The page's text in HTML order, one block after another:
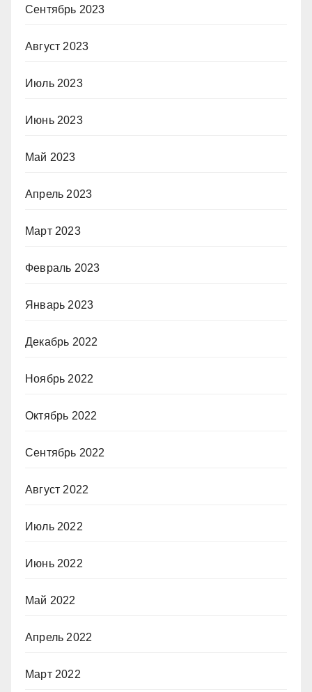
Сентябрь 2023
Август 2023
Июль 2023
Июнь 2023
Май 2023
Апрель 2023
Март 2023
Февраль 2023
Январь 2023
Декабрь 2022
Ноябрь 2022
Октябрь 2022
Сентябрь 2022
Август 2022
Июль 2022
Июнь 2022
Май 2022
Апрель 2022
Март 2022